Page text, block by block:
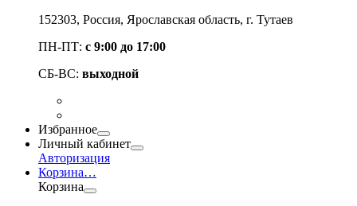
152303, Россия, Ярославская область, г. Тутаев
ПН-ПТ: с 9:00 до 17:00
СБ-ВС: выходной
Избранное
Личный кабинет
Авторизация
Корзина…
Корзина